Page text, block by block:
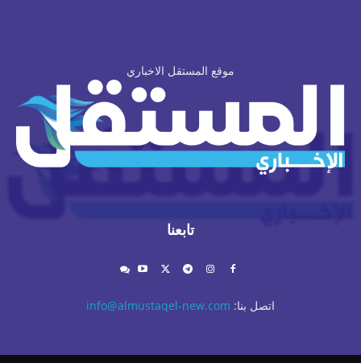
موقع المستقل الاخباري
تابعنا
اتصل بنا: info@almustaqel-new.com